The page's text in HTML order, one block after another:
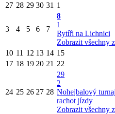
27 28 29 30 31 1
3 4 5 6 7
8
1
Rytíři na Lichnici
Zobrazit všechny
10 11 12 13 14 15
17 18 19 20 21 22
24 25 26 27 28
29
2
Nohejbalový
rachot jízdy
Zobrazit všechny